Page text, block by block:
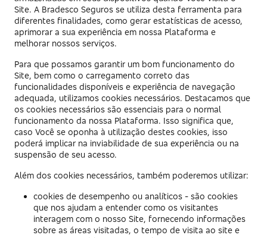
Site. A Bradesco Seguros se utiliza desta ferramenta para
diferentes finalidades, como gerar estatísticas de acesso,
aprimorar a sua experiência em nossa Plataforma e
melhorar nossos serviços.
Para que possamos garantir um bom funcionamento do
Site, bem como o carregamento correto das
funcionalidades disponíveis e experiência de navegação
adequada, utilizamos cookies necessários. Destacamos que
os cookies necessários são essenciais para o normal
funcionamento da nossa Plataforma. Isso significa que,
caso Você se oponha à utilização destes cookies, isso
poderá implicar na inviabilidade de sua experiência ou na
suspensão de seu acesso.
Além dos cookies necessários, também poderemos utilizar:
cookies de desempenho ou analíticos - são cookies
que nos ajudam a entender como os visitantes
interagem com o nosso Site, fornecendo informações
sobre as áreas visitadas, o tempo de visita ao site e